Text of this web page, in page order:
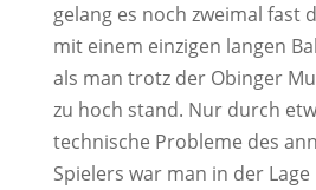
gelang es noch zweimal fast
mit einem einzigen langen
als man trotz der Obinger
zu hoch stand. Nur durch
technische Probleme des
Spielers war man in der